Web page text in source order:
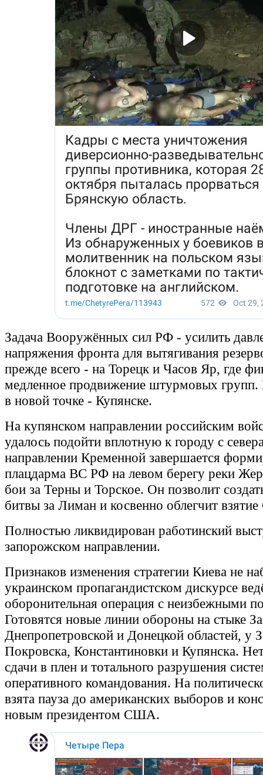
Задача Вооружённых сил РФ - усилить
напряжения фронта для вытягивания
прежде всего - на Торецк и Часов Яр, где
медленное продвижение штурмовых групп.
в новой точке - Купянске.
На купянском направлении российским
удалось подойти вплотную к городу с
направлении Кременной завершается
плацдарма ВС РФ на левом берегу реки
бои за Терны и Торское. Он позволит
битвы за Лиман и косвенно облегчит взятие
Полностью ликвидирован работинский
запорожском направлении.
Признаков изменения стратегии Киева не
украинском пропагандистском дискурсе
оборонительная операция с неизбежными
Готовятся новые линии обороны на стыке
Днепропетровской и Донецкой областей, у
Покровска, Константиновки и Купянска.
сдачи в плен и тотального разрушения
оперативного командования. На
взята пауза до американских выборов и
новым президентом США.